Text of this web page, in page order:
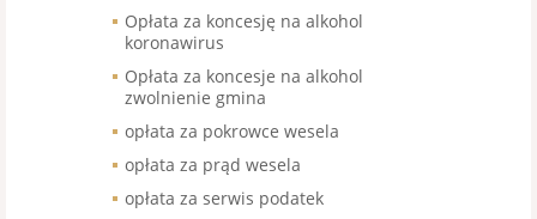
Opłata za koncesję na alkohol
koronawirus
Opłata za koncesje na alkohol
zwolnienie gmina
opłata za pokrowce wesela
opłata za prąd wesela
opłata za serwis podatek